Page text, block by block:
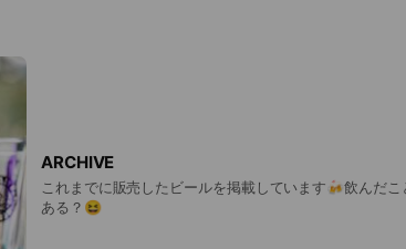
ARCHIVE
これまでに販売したビールを掲載しています🍻飲んだ
ある？😆